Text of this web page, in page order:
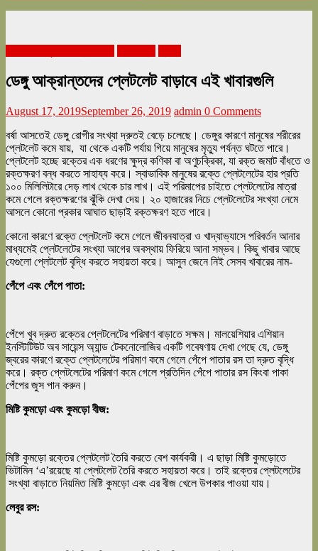
ডেঙ্গু আক্রান্তদের প্লেটলেট বাড়াবে এই খাবারগুলি
August 17, 2019September 26, 2019 admin 0 Comments
বর্ষা আসতেই ডেঙ্গু রোগীর সংখ্যা দ্রুতই বেড়ে চলেছে। ডেঙ্গুর কারণে মানুষের শরীরের
প্লেটলেট কমে যায়, যা থেকে একটি পর্যায় গিয়ে মানুষের মৃত্যু পর্যন্ত ঘটতে পারে।
প্লেটলেট হচ্ছে রক্তের এক ধরণের ক্ষুদ্র কণিকা বা অণুচক্রিকা, যা রক্ত জমাট বাঁধতে ও
রক্তক্ষরণ বন্ধ করতে সাহায্য করে। স্বাভাবিক মানুষের রক্তে প্লেটলেটের হার প্রতি
১০০ মিলিলিটারে দেড় লাখ থেকে চার লাখ। এই পরিমাপের চাইতে প্লেটলেটের মাত্রা
কমে গেলে রক্তক্ষরণের ঝুঁকি দেখা দেয়। ২০ হাজারের নিচে প্লেটলেটের সংখ্যা নেমে
আসলে কোনো প্রকার আঘাত ছাড়াই রক্তক্ষরণ হতে পারে।
কোনো কারণে রক্তে প্লেটলেট কমে গেলে জীবনযাত্রা ও খাদ্যাভ্যাসে পরিবর্তন আনার
মাধ্যমেই প্লেটলেটের সংখ্যা আগের অবস্থায় ফিরিয়ে আনা সম্ভব। কিছু খাবার আছে
যেগুলো প্লেটলেট বৃদ্ধি করতে সহায়তা করে। আসুন জেনে নিই সেসব খাবারের নাম-
পেঁপে এবং পেঁপে পাতা:
পেঁপে খুব দ্রুত রক্তের প্লেটলেটের পরিমাণ বাড়াতে সক্ষম। মালয়েশিয়ার এশিয়ান
ইনস্টিটিউট অব সায়েন্স অ্যান্ড টেকনোলোজির একটি গবেষণায় দেখা গেছে যে, ডেঙ্গু
জ্বরের কারণে রক্তে প্লেটলেটের পরিমাণ কমে গেলে পেঁপে পাতার রস তা দ্রুত বৃদ্ধি
করে। রক্ত প্লেটলেটের পরিমাণ কমে গেলে প্রতিদিন পেঁপে পাতার রস কিংবা পাকা
পেঁপের জুস পান করুন।
মিষ্টি কুমড়ো এবং কুমড়ো বীজ:
মিষ্টি কুমড়ো রক্তের প্লেটলেট তৈরি করতে বেশ কার্যকরী। এ ছাড়া মিষ্টি কুমড়োতে
ভিটামিন ‘এ’রয়েছে যা প্লেটলেট তৈরি করতে সহায়তা করে। তাই রক্তের প্লেটলেটের
সংখ্যা বাড়াতে নিয়মিত মিষ্টি কুমড়ো এবং এর বীজ খেলে উপকার পাওয়া যায়।
লেবুর রস: